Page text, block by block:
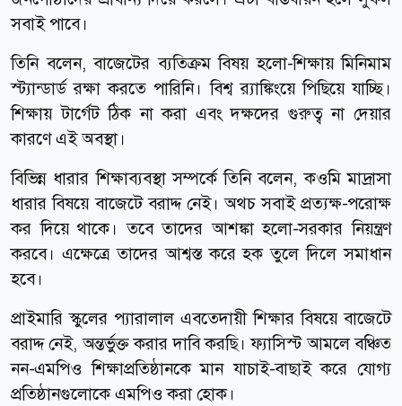
সবাই পাবে।
তিনি বলেন, বাজেটের ব্যতিক্রম বিষয় হলো-শিক্ষায় মিনিমাম
স্ট্যান্ডার্ড রক্ষা করতে পারিনি। বিশ্ব র‌্যাঙ্কিংয়ে পিছিয়ে যাচ্ছি।
শিক্ষায় টার্গেট ঠিক না করা এবং দক্ষদের গুরুত্ব না দেয়ার
কারণে এই অবস্থা।
বিভিন্ন ধারার শিক্ষাব্যবস্থা সম্পর্কে তিনি বলেন, কওমি মাদ্রাসা
ধারার বিষয়ে বাজেটে বরাদ্দ নেই। অথচ সবাই প্রত্যক্ষ-পরোক্ষ
কর দিয়ে থাকে। তবে তাদের আশঙ্কা হলো-সরকার নিয়ন্ত্রণ
করবে। এক্ষেত্রে তাদের আশ্বস্ত করে হক তুলে দিলে সমাধান
হবে।
প্রাইমারি স্কুলের প্যারালাল এবতেদায়ী শিক্ষার বিষয়ে বাজেটে
বরাদ্দ নেই, অন্তর্ভুক্ত করার দাবি করছি। ফ্যাসিস্ট আমলে বঞ্চিত
নন-এমপিও শিক্ষাপ্রতিষ্ঠানকে মান যাচাই-বাছাই করে যোগ্য
প্রতিষ্ঠানগুলোকে এমপিও করা হোক।